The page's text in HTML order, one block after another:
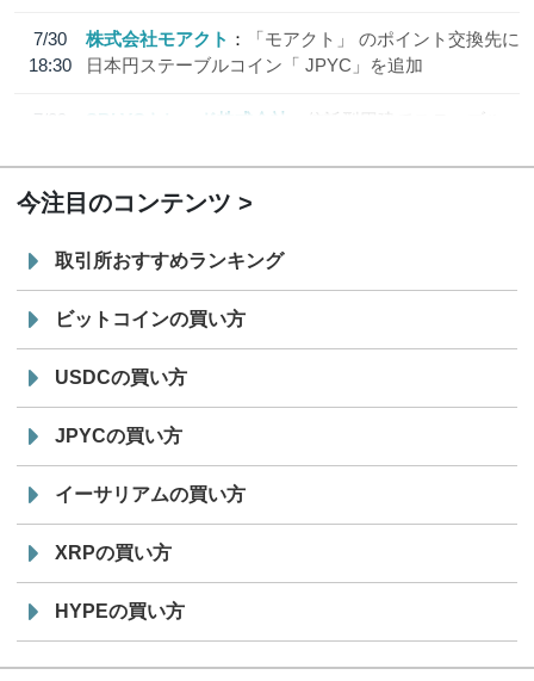
7/30
18:30
株式会社モアクト
「モアクト」 のポイント交換先に
日本円ステーブルコイン「 JPYC」を追加
7/29
SBI VCトレード株式会社
信託型円建てステーブル
今注目のコンテンツ
取引所おすすめランキング
ビットコインの買い方
USDCの買い方
JPYCの買い方
イーサリアムの買い方
XRPの買い方
HYPEの買い方